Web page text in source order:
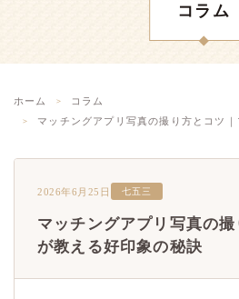
コラム
ホーム
コラム
マッチングアプリ写真の撮り方とコツ
2026年6月25日 七五三
マッチングアプリ写真の
が教える好印象の秘訣